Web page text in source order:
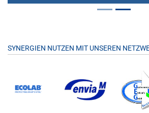
SYNERGIEN NUTZEN MIT UNSEREN